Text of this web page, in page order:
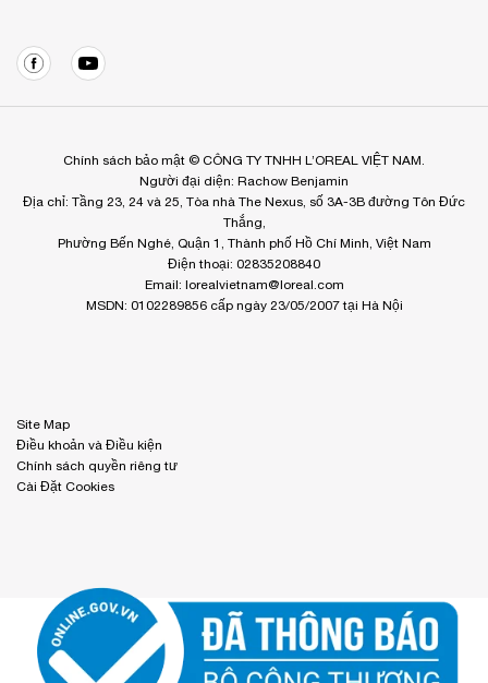
Chính sách bảo mật © CÔNG TY TNHH L’OREAL VIỆT NAM.
Người đại diện: Rachow Benjamin
Địa chỉ: Tầng 23, 24 và 25, Tòa nhà The Nexus, số 3A-3B đường Tôn Đức
Thắng,
Phường Bến Nghé, Quận 1, Thành phố Hồ Chí Minh, Việt Nam
Điện thoại: 02835208840
Email:
lorealvietnam@loreal.com
MSDN: 0102289856 cấp ngày 23/05/2007 tại Hà Nội
Site Map
Điều khoản và Điều kiện
Chính sách quyền riêng tư
Cài Đặt Cookies